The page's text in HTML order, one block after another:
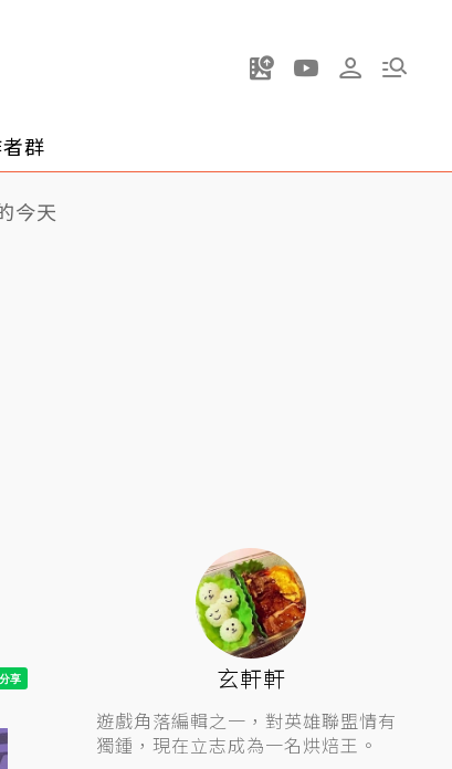
群
今天
玄軒軒
遊戲角落編輯之一，對英雄聯盟情有
獨鍾，現在立志成為一名烘焙王。